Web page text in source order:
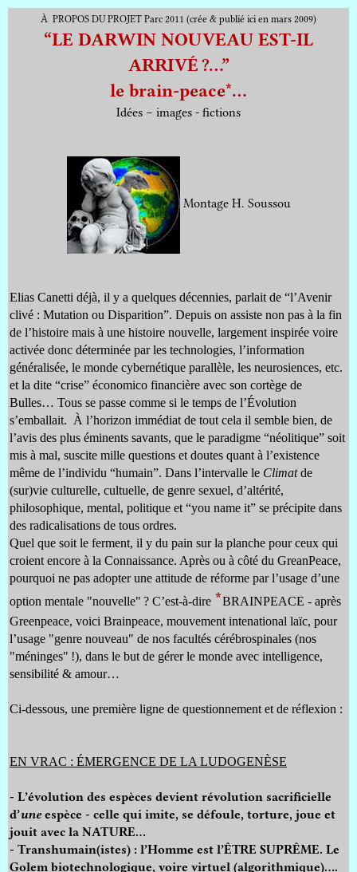
À PROPOS DU PROJET Parc 2011 (crée & publié ici en mars 2009)
“LE DARWIN NOUVEAU EST-IL
ARRIVÉ ?…”
le brain-peace*…
Idées – images - fictions
Montage H. Soussou
Elias Canetti déjà, il y a quelques décennies, parlait de “l’Avenir
clivé : Mutation ou Disparition”. Depuis on assiste non pas à la fin
de l’histoire mais à une histoire nouvelle, largement inspirée voire
activée donc déterminée par les technologies, l’information
généralisée, le monde cybernétique parallèle, les neurosiences, etc.
et la dite “crise” économico financière avec son cortège de
Bulles… Tous se passe comme si le temps de l’Évolution
s’emballait. À l’horizon immédiat de tout cela il semble bien, de
l’avis des plus éminents savants, que le paradigme “néolitique” soit
mis à mal, suscite mille questions et doutes quant à l’existence
même de l’individu “humain”. Dans l’intervalle le Climatde
(sur)vie culturelle, cultuelle, de genre sexuel, d’altérité,
philosophique, mental, politique et “you name it” se précipite dans
des radicalisations de tous ordres.
Quel que soit le ferment, il y du pain sur la planche pour ceux qui
croient encore à la Connaissance. Après ou à côté du GreanPeace,
pourquoi ne pas adopter une attitude de réforme par l’usage d’une
option mentale "nouvelle" ? C’est-à-dire *BRAINPEACE - après
Greenpeace, voici Brainpeace, mouvement intenational laïc, pour
l’usage "genre nouveau" de nos facultés cérébrospinales (nos
"méninges" !), dans le but de gérer le monde avec intelligence,
sensibilité & amour…
Ci-dessous, une première ligne de questionnement et de réflexion :
EN VRAC : ÉMERGENCE DE LA LUDOGENÈSE
- L’évolution des espèces devient révolution sacrificielle
d’uneespèce - celle qui imite, se défoule, torture, joue et
jouit avec la NATURE…
- Transhumain(istes) : l’Homme est l’ÊTRE SUPRÊME. Le
Golem biotechnologique, voire virtuel (algorithmique)….